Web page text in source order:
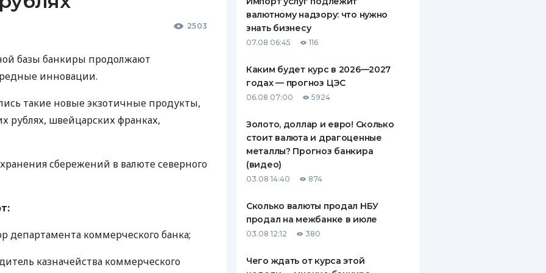
2503
базы банкиры продолжают
инновации.
такие новые экзотичные продукты,
рублях, швейцарских франках,
сбережений в валюте северного
департамента коммерческого банка;
казначейства коммерческого
валютному надзору: что нужно
знать бизнесу
07.08 06:45 116
Каким будет курс в 2026—2027
годах — прогноз ЦЭС
06.08 07:00 5924
Золото, доллар и евро! Сколько
стоит валюта и драгоценные
металлы? Прогноз банкира
(видео)
03.08 14:40 874
Сколько валюты продал НБУ
продал на межбанке в июле
03.08 12:12 380
Чего ждать от курса этой